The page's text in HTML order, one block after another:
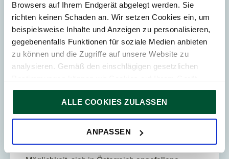
Browsers auf Ihrem Endgerät abgelegt werden. Sie
richten keinen Schaden an. Wir setzen Cookies ein, um
beispielsweise Inhalte und Anzeigen zu personalisieren,
gegebenenfalls Funktionen für soziale Medien anbieten
zu können und die Zugriffe auf unsere Website zu
analysieren. Gemäß den einschlägigen gesetzlichen
speichern, wenn diese für den Betrieb unserer Website
unbedingt notwendig sind. Für alle anderen Cookie-Typen
ersuchen wir um Ihre Einwilligung.
Sie können Ihre Einwilligung jederzeit in der
ALLE COOKIES ZULASSEN
ANPASSEN
News
3 Min. Lesedauer
Vorsteuerrückerstattung 2025 für
Drittländer – am 1. Juli ist es zu spät
Unternehmen mit Sitz in einem Drittland haben